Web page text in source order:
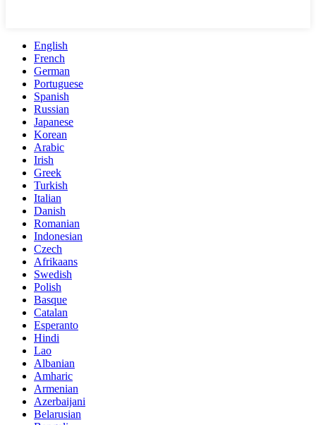
English
French
German
Portuguese
Spanish
Russian
Japanese
Korean
Arabic
Irish
Greek
Turkish
Italian
Danish
Romanian
Indonesian
Czech
Afrikaans
Swedish
Polish
Basque
Catalan
Esperanto
Hindi
Lao
Albanian
Amharic
Armenian
Azerbaijani
Belarusian